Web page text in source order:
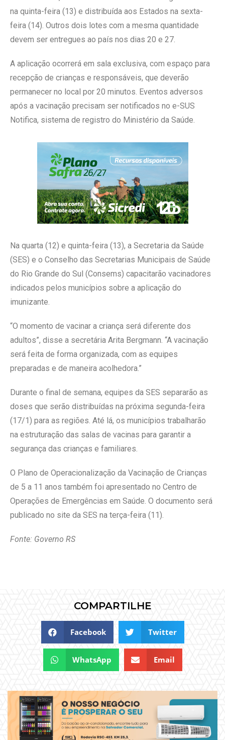
na quinta-feira (13) e distribuída aos Estados na sexta-
feira (14). Outros dois lotes com a mesma quantidade
devem ser entregues ao país nos dias 20 e 27.
A aplicação ocorrerá em sala exclusiva, com espaço para
recepção de crianças e responsáveis, que deverão
permanecer no local por 20 minutos. Eventos adversos
após a vacinação precisam ser notificados no e-SUS
Notifica, sistema de registro do Ministério da Saúde.
Na quarta (12) e quinta-feira (13), a Secretaria da Saúde
(SES) e o Conselho das Secretarias Municipais de Saúde
do Rio Grande do Sul (Consems) capacitarão vacinadores
indicados pelos municípios sobre a aplicação do
imunizante.
“O momento de vacinar a criança será diferente dos
adultos”, disse a secretária Arita Bergmann. “A vacinação
será feita de forma organizada, com as equipes
preparadas e de maneira acolhedora.”
Durante o final de semana, equipes da SES separarão as
doses que serão distribuídas na próxima segunda-feira
(17/1) para as regiões. Até lá, os municípios trabalharão
na estruturação das salas de vacinas para garantir a
segurança das crianças e familiares.
O Plano de Operacionalização da Vacinação de Crianças
de 5 a 11 anos também foi apresentado no Centro de
Operações de Emergências em Saúde. O documento será
publicado no site da SES na terça-feira (11).
Fonte: Governo RS
COMPARTILHE
Facebook Twitter
WhatsApp Email